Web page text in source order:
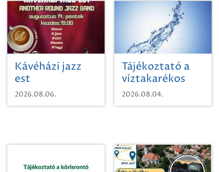
Kávéházi jazz
est
2026.08.06.
Tájékoztató a
víztakarékos
vízhasználatról
2026.08.04.